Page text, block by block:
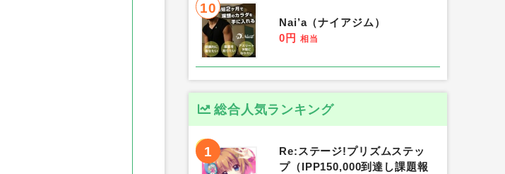
10
Nai’a（ナイアジム）
0円 相当
総合人気ランキング
1
Re:ステージ!プリズムステッ
プ（IPP150,000到達し課題報